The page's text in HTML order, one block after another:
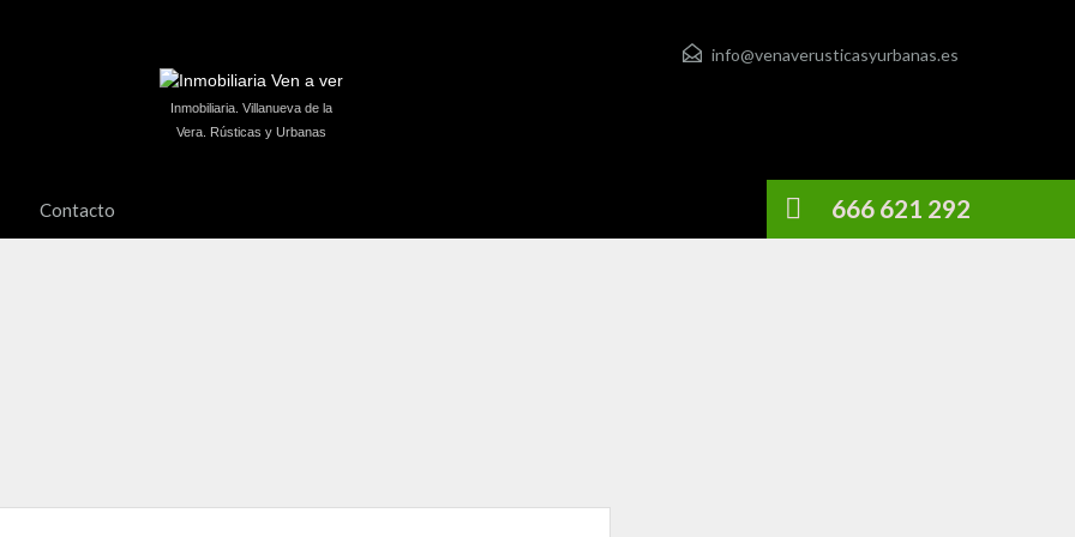
info@venaverusticasyurbanas.es
Inmobiliaria. Villanueva de la
Vera. Rústicas y Urbanas
Contacto 666 621 292